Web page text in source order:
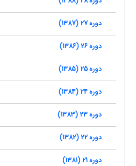
دوره 27 (1387)
دوره 26 (1386)
دوره 25 (1385)
دوره 24 (1384)
دوره 23 (1383)
دوره 22 (1382)
دوره 21 (1381)